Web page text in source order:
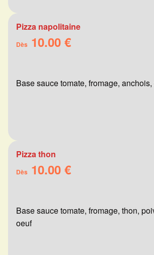
Pizza napolitaine
Dès 10.00 €
Base sauce tomate, fromage,
Pizza thon
Dès 10.00 €
Base sauce tomate, fromage, thon,
oeuf